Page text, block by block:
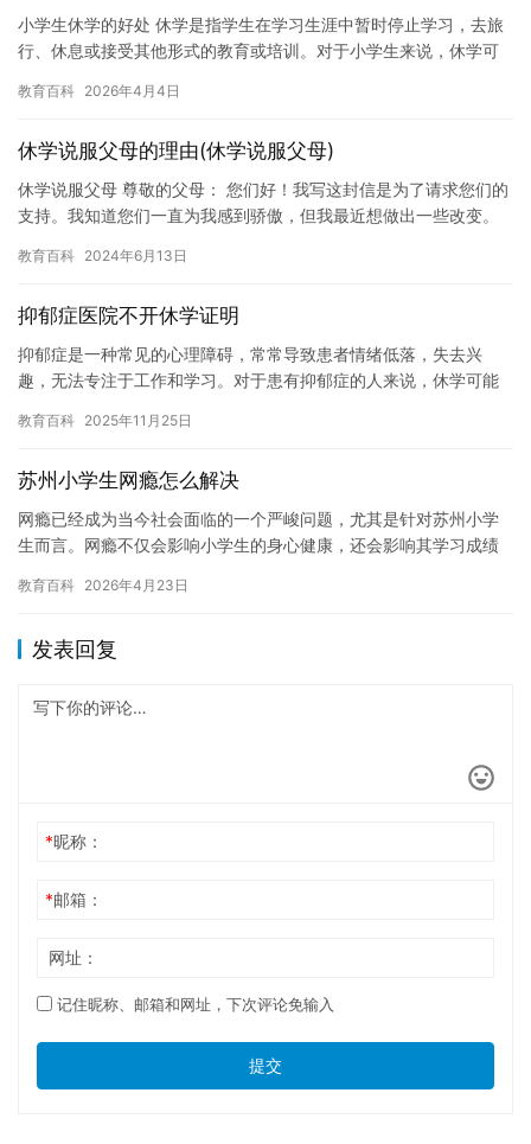
小学生休学的好处 休学是指学生在学习生涯中暂时停止学习，去旅
行、休息或接受其他形式的教育或培训。对于小学生来说，休学可
处。…
教育百科 2026年4月4日
休学说服父母的理由(休学说服父母)
休学说服父母 尊敬的父母： 您们好！我写这封信是为了请求您们的
支持。我知道您们一直为我感到骄傲，但我最近想做出一些改变。
们…
教育百科 2024年6月13日
抑郁症医院不开休学证明
抑郁症是一种常见的心理障碍，常常导致患者情绪低落，失去兴
趣，无法专注于工作和学习。对于患有抑郁症的人来说，休学可能
却不愿意…
教育百科 2025年11月25日
苏州小学生网瘾怎么解决
网瘾已经成为当今社会面临的一个严峻问题，尤其是针对苏州小学
生而言。网瘾不仅会影响小学生的身心健康，还会影响其学习成绩
教育工…
教育百科 2026年4月23日
发表回复
*昵称：
*邮箱：
网址：
记住昵称、邮箱和网址，下次评论免输入
提交